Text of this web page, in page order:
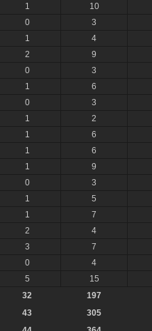
1
10
0
3
1
4
2
9
0
3
1
6
0
3
1
2
1
6
1
6
1
9
0
3
1
5
1
7
2
4
3
7
0
4
5
15
32
197
43
305